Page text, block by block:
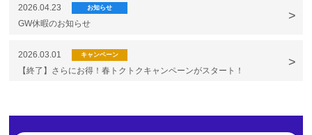
2026.04.23 お知らせ
GW休暇のお知らせ
2026.03.01 キャンペーン
【終了】さらにお得！春トクトクキャンペーンがスタート！